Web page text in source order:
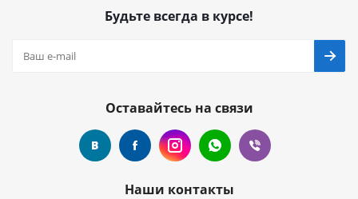
Будьте всегда в курсе!
Оставайтесь на связи
Наши контакты